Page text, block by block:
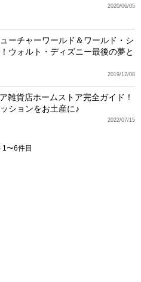
2020/06/05
ューチャーワールド＆ワールド・シ
ウォルト・ディズニー最後の夢と
2019/12/08
雑貨店ホームストア完全ガイド！
ションをお土産に♪
2022/07/15
1〜6件目